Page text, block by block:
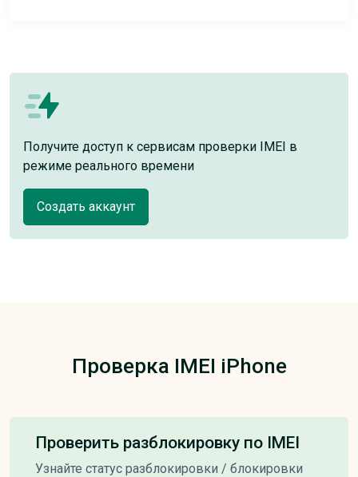
Получите доступ к сервисам проверки IMEI в
режиме реального времени
Создать аккаунт
Проверка IMEI iPhone
Проверить разблокировку по IMEI
Узнайте статус разблокировки / блокировки